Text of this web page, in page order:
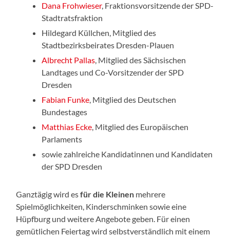
Dana Frohwieser, Fraktionsvorsitzende der SPD-
Stadtratsfraktion
Hildegard Küllchen, Mitglied des
Stadtbezirksbeirates Dresden-Plauen
Albrecht Pallas, Mitglied des Sächsischen
Landtages und Co-Vorsitzender der SPD
Dresden
Fabian Funke, Mitglied des Deutschen
Bundestages
Matthias Ecke, Mitglied des Europäischen
Parlaments
sowie zahlreiche Kandidatinnen und Kandidaten
der SPD Dresden
Ganztägig wird esfür die Kleinen mehrere
Spielmöglichkeiten, Kinderschminken sowie eine
Hüpfburg und weitere Angebote geben. Für einen
gemütlichen Feiertag wird selbstverständlich mit einem